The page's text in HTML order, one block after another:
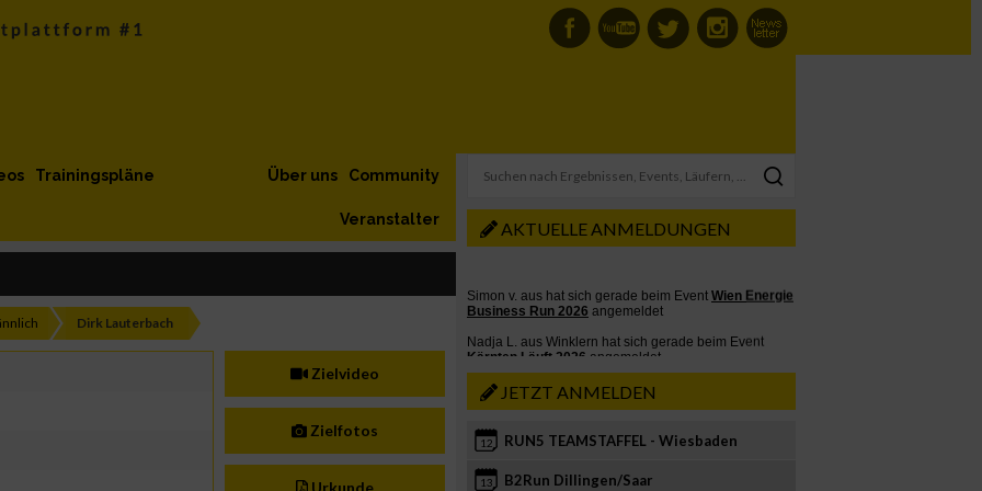
Trainingspläne Community
Über uns
Veranstalter
Dirk Lauterbach
Zielvideo
Zielfotos
Urkunde
AKTUELLE ANMELDUNGEN
JETZT ANMELDEN
12 RUN5 TEAMSTAFFEL - Wiesbaden
13 B2Run Dillingen/Saar